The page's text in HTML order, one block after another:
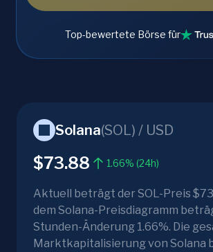
Top-bewertete Börse für
Solana(SOL) / USD
$73.88 1.66% (24h)
Aktuell beträgt der SOL-Preis
dem Solana-Preisdiagramm
Stunden-Änderung 1.66%. Die
Marktkapitalisierung von Solana